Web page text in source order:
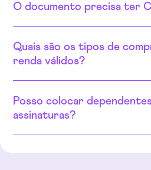
O documento precisa ter
Quais são os tipos de
renda válidos?
Carteira de Trabalho Digital
Contracheque atualizado
E-social
Posso colocar
assinaturas?